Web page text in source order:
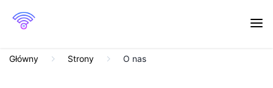
Główny Strony O nas